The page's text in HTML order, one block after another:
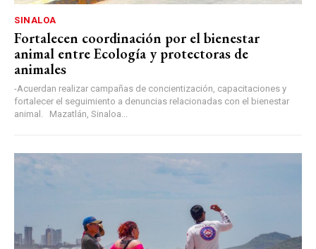
SINALOA
Fortalecen coordinación por el bienestar
animal entre Ecología y protectoras de
animales
-Acuerdan realizar campañas de concientización, capacitaciones y
fortalecer el seguimiento a denuncias relacionadas con el bienestar
animal. Mazatlán, Sinaloa...